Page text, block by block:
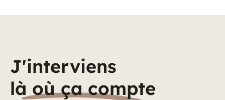
J'interviens
là où ça compte